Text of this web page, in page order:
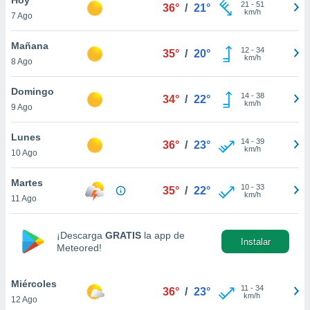
y
en
más
de
cookies
aceptar
7 Ago
36° / 21° 21 - 51
km/h
Mañana
8 Ago
35° / 20° 12- 34
km/h
Domingo
9 Ago
34° / 22° 14- 38
km/h
Lunes
10 Ago
36° / 23° 14- 39
km/h
Martes
11 Ago
35° / 22° 10- 33
km/h
¡Descarga GRATIS la app de
Meteored!
Instalar
Miércoles
12 Ago
36° / 23° 11 - 34
km/h